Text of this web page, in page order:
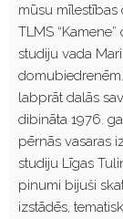
mūsu mīlestības
TLMS
studiju vada
labprāt dalās
dibināta 1976.
pērnās vasaras
studiju Līgas
pinumi bijuši
izstādēs,